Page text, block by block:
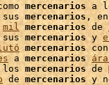
mercenarios a
sus mercenarios ,
mil mercenarios de
mercenarios y
mercenarios
a mercenarios
mercenarios de
de mercenarios y